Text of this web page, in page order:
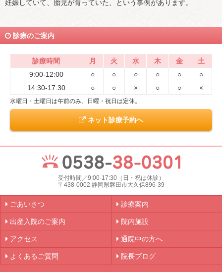
妊娠していて、胎児が育っていた、という事例があります。
診療のご案内
診療時間 月 火 水 木 金
土
9:00-12:00
○ ○ ○ ○ ○
○
14:30-17:30
○ ○ × ○ ○ ×
水曜日・土曜日は午前のみ。日曜・祝日は定休。
ネット診療予約へ
受付時間／9:00-17:30（日・祝は休診）
〒438-0002 静岡県磐田市大久保896-39
ごあいさつ 診療案内
出産入院のご案内 院内施設
アクセス 通院中の方へ
よくあるご質問 院長ブログ